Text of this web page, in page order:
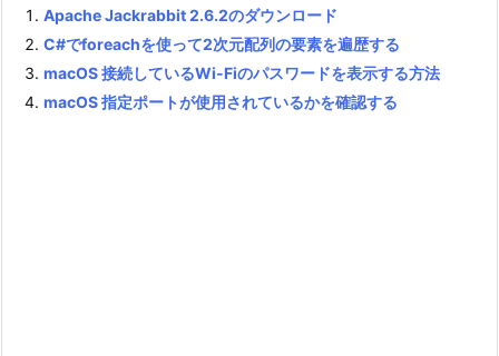
Apache Jackrabbit 2.6.2のダウンロード
C#でforeachを使って2次元配列の要素を遍歴する
macOS 接続しているWi-Fiのパスワードを表示する方法
macOS 指定ポートが使用されているかを確認する